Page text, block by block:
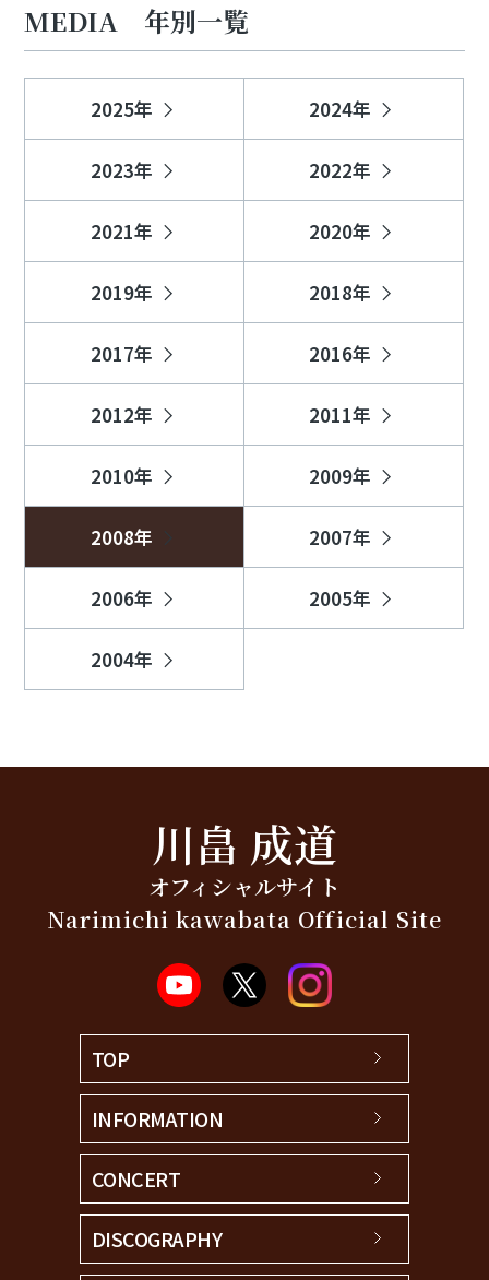
MEDIA 年別一覧
2025年 2024年
2023年 2022年
2021年 2020年
2019年 2018年
2017年 2016年
2012年 2011年
2010年 2009年
2008年 2007年
2006年 2005年
2004年
川畠 成道
オフィシャルサイト
Narimichi kawabata Official Site
TOP
INFORMATION
CONCERT
DISCOGRAPHY